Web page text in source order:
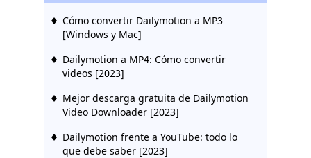
Cómo convertir Dailymotion a MP3
[Windows y Mac]
Dailymotion a MP4: Cómo convertir
videos [2023]
Mejor descarga gratuita de Dailymotion
Video Downloader [2023]
Dailymotion frente a YouTube: todo lo
que debe saber [2023]